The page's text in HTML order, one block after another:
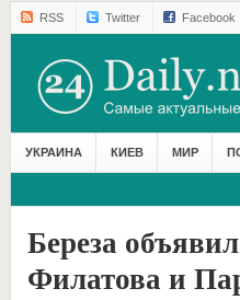
RSS Twitter Facebook
УКРАИНА КИЕВ МИР
Береза
Филатова и